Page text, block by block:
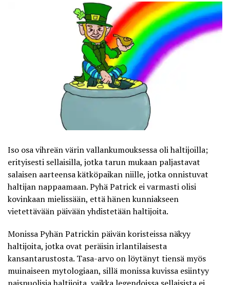
Iso osa vihreän värin vallankumouksessa oli haltijoilla;
erityisesti sellaisilla, jotka tarun mukaan paljastavat
salaisen aarteensa kätköpaikan niille, jotka onnistuvat
haltijan nappaamaan. Pyhä Patrick ei varmasti olisi
kovinkaan mielissään, että hänen kunniakseen
vietettävään päivään yhdistetään haltijoita.
Monissa Pyhän Patrickin päivän koristeissa näkyy
haltijoita, jotka ovat peräisin irlantilaisesta
kansantarustosta. Tasa-arvo on löytänyt tiensä myös
muinaiseen mytologiaan, sillä monissa kuvissa esiintyy